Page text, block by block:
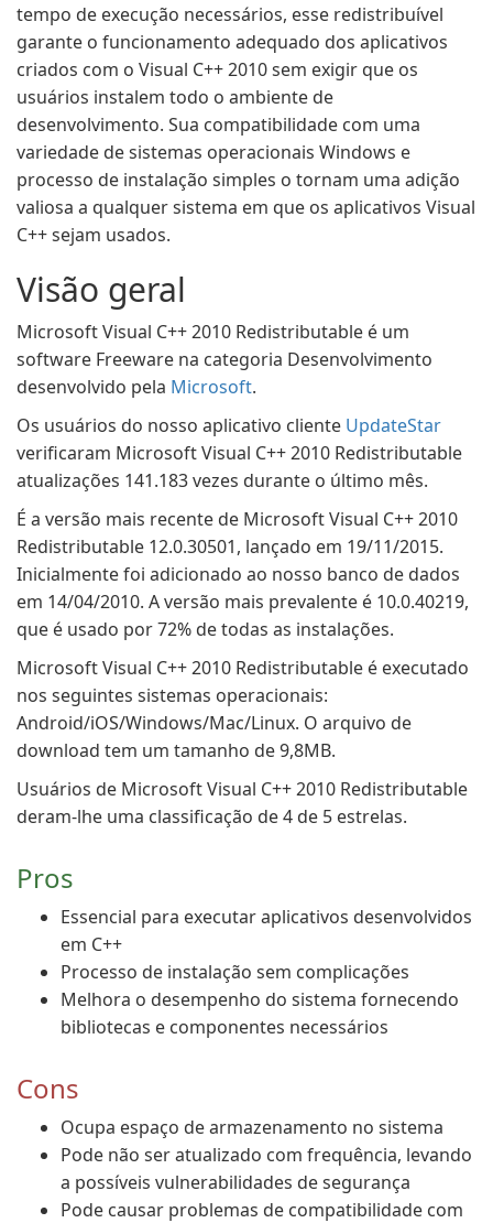
tempo de execução necessários, esse redistribuível
garante o funcionamento adequado dos aplicativos
criados com o Visual C++ 2010 sem exigir que os
usuários instalem todo o ambiente de
desenvolvimento. Sua compatibilidade com uma
variedade de sistemas operacionais Windows e
processo de instalação simples o tornam uma adição
valiosa a qualquer sistema em que os aplicativos Visual
C++ sejam usados.
Visão geral
Microsoft Visual C++ 2010 Redistributable é um
software Freeware na categoria Desenvolvimento
desenvolvido pela Microsoft.
Os usuários do nosso aplicativo cliente UpdateStar
verificaram Microsoft Visual C++ 2010 Redistributable
atualizações 141.183 vezes durante o último mês.
É a versão mais recente de Microsoft Visual C++ 2010
Redistributable 12.0.30501, lançado em 19/11/2015.
Inicialmente foi adicionado ao nosso banco de dados
em 14/04/2010. A versão mais prevalente é 10.0.40219,
que é usado por 72% de todas as instalações.
Microsoft Visual C++ 2010 Redistributable é executado
nos seguintes sistemas operacionais:
Android/iOS/Windows/Mac/Linux. O arquivo de
download tem um tamanho de 9,8MB.
Usuários de Microsoft Visual C++ 2010 Redistributable
deram-lhe uma classificação de 4 de 5 estrelas.
Pros
Essencial para executar aplicativos desenvolvidos
em C++
Processo de instalação sem complicações
Melhora o desempenho do sistema fornecendo
bibliotecas e componentes necessários
Cons
Ocupa espaço de armazenamento no sistema
Pode não ser atualizado com frequência, levando
a possíveis vulnerabilidades de segurança
Pode causar problemas de compatibilidade com